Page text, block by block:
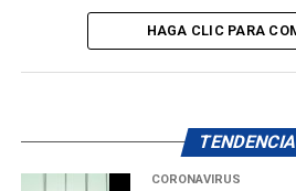
HAGA CLIC PARA
TENDENCIA
CORONAVIRUS